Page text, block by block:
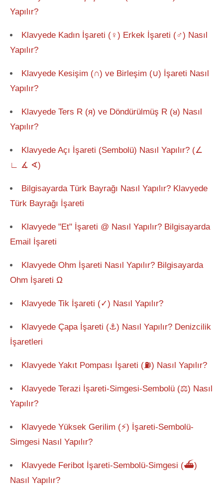
Yapılır?
Klavyede Kadın İşareti (♀) Erkek İşareti (♂) Nasıl
Yapılır?
Klavyede Kesişim (∩) ve Birleşim (∪) İşareti Nasıl
Yapılır?
Klavyede Ters R (я) ve Döndürülmüş R (ᴚ) Nasıl
Yapılır?
Klavyede Açı İşareti (Sembolü) Nasıl Yapılır? (∠
∟ ∡ ∢)
Bilgisayarda Türk Bayrağı Nasıl Yapılır? Klavyede
Türk Bayrağı İşareti
Klavyede "Et" İşareti @ Nasıl Yapılır? Bilgisayarda
Email İşareti
Klavyede Ohm İşareti Nasıl Yapılır? Bilgisayarda
Ohm İşareti Ω
Klavyede Tik İşareti (✓) Nasıl Yapılır?
Klavyede Çapa İşareti (⚓) Nasıl Yapılır? Denizcilik
İşaretleri
Klavyede Yakıt Pompası İşareti (⛽) Nasıl Yapılır?
Klavyede Terazi İşareti-Simgesi-Sembolü (⚖) Nasıl
Yapılır?
Klavyede Yüksek Gerilim (⚡) İşareti-Sembolü-
Simgesi Nasıl Yapılır?
Klavyede Feribot İşareti-Sembolü-Simgesi (⛴)
Nasıl Yapılır?